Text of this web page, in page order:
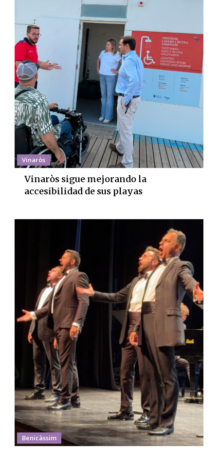
Vinaròs
Vinaròs sigue mejorando la
accesibilidad de sus playas
Benicàssim